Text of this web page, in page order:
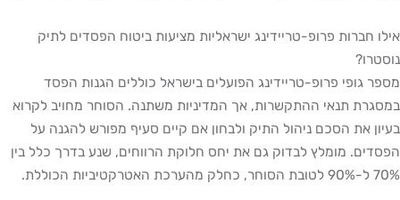
פרופ-טריידינג ישראליות מציעות ביטוח הפסדים לתיק
פרופ-טריידינג הפועלים בישראל כוללים הגנות הפסד
תנאי ההתקשרות, אך המדיניות משתנה. הסוחר מחויב לקרוא
הסכם ניהול התיק ולבחון אם קיים סעיף מפורש להגנה על
מומלץ לבדוק גם את יחס חלוקת הרווחים, שנע בדרך כלל בין